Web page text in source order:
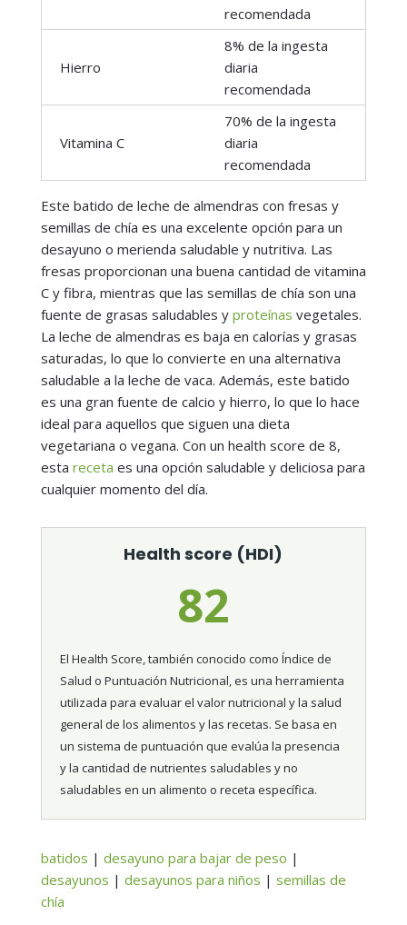
recomendada
Hierro
8% de la ingesta
diaria
recomendada
Vitamina C
70% de la ingesta
diaria
recomendada
Este batido de leche de almendras con fresas y
semillas de chía es una excelente opción para un
desayuno o merienda saludable y nutritiva. Las
fresas proporcionan una buena cantidad de vitamina
C y fibra, mientras que las semillas de chía son una
fuente de grasas saludables y proteínas vegetales.
La leche de almendras es baja en calorías y grasas
saturadas, lo que lo convierte en una alternativa
saludable a la leche de vaca. Además, este batido
es una gran fuente de calcio y hierro, lo que lo hace
ideal para aquellos que siguen una dieta
vegetariana o vegana. Con un health score de 8,
esta receta es una opción saludable y deliciosa para
cualquier momento del día.
Health score (HDI)
82
El Health Score, también conocido como Índice de
Salud o Puntuación Nutricional, es una herramienta
utilizada para evaluar el valor nutricional y la salud
general de los alimentos y las recetas. Se basa en
un sistema de puntuación que evalúa la presencia
y la cantidad de nutrientes saludables y no
saludables en un alimento o receta específica.
batidos | desayuno para bajar de peso |
desayunos | desayunos para niños | semillas de
chía